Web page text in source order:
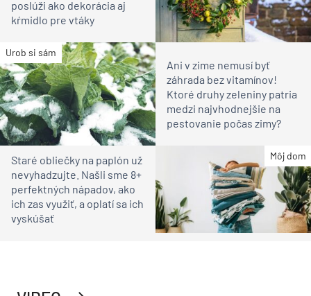
ZDIEĽAŤ
Architektúra
historické stavby hotely a reštaurácie
nadčasová architektúra
Našli ste chybu alebo máte pripomienku?
Súvisiace